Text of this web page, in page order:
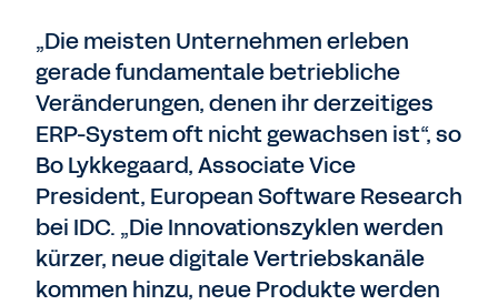
„Die meisten Unternehmen erleben
gerade fundamentale betriebliche
Veränderungen, denen ihr derzeitiges
ERP-System oft nicht gewachsen ist“, so
Bo Lykkegaard, Associate Vice
President, European Software Research
bei IDC. „Die Innovationszyklen werden
kürzer, neue digitale Vertriebskanäle
kommen hinzu, neue Produkte werden